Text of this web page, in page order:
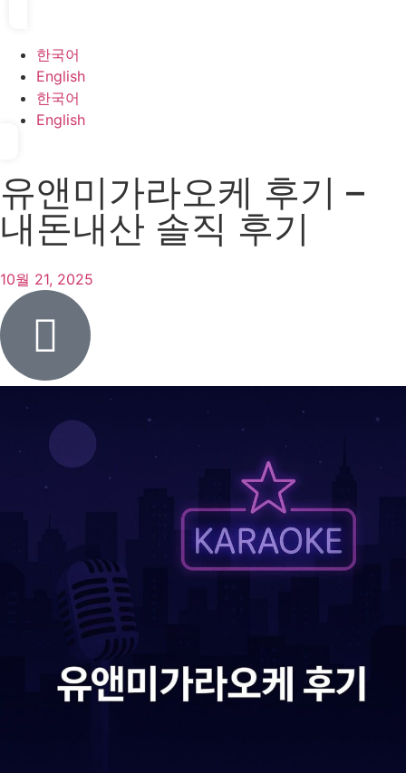
한국어
English
한국어
English
유앤미가라오케 후기 –
내돈내산 솔직 후기
10월 21, 2025